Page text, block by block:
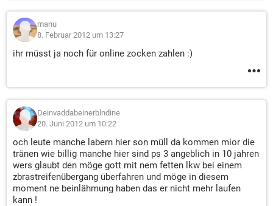
manu
8. Februar 2012 um 13:27
ihr müsst ja noch für online zocken zahlen :)
Deinvaddabeinerblndine
20. Juni 2012 um 10:22
och leute manche labern hier son müll da kommen mior die
tränen wie billig manche hier sind ps 3 angeblich in 10 jahren
wers glaubt den möge gott mit nem fetten lkw bei einem
zbrastreifenübergang überfahren und möge in diesem
moment ne beinlähmung haben das er nicht mehr laufen
kann !